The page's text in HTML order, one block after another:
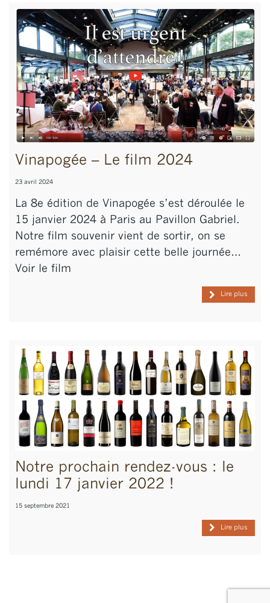
Vinapogée – Le film 2024
23 avril 2024
La 8e édition de Vinapogée s’est déroulée le
15 janvier 2024 à Paris au Pavillon Gabriel.
Notre film souvenir vient de sortir, on se
remémore avec plaisir cette belle journée…
Voir le film
Lire plus
Notre prochain rendez-vous : le
lundi 17 janvier 2022 !
15 septembre 2021
Lire plus